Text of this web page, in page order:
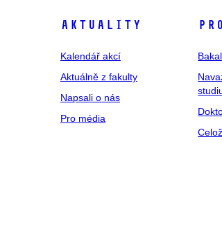
Aktuality
Kalendář akcí
Aktuálně z fakulty
Napsali o nás
Pro média